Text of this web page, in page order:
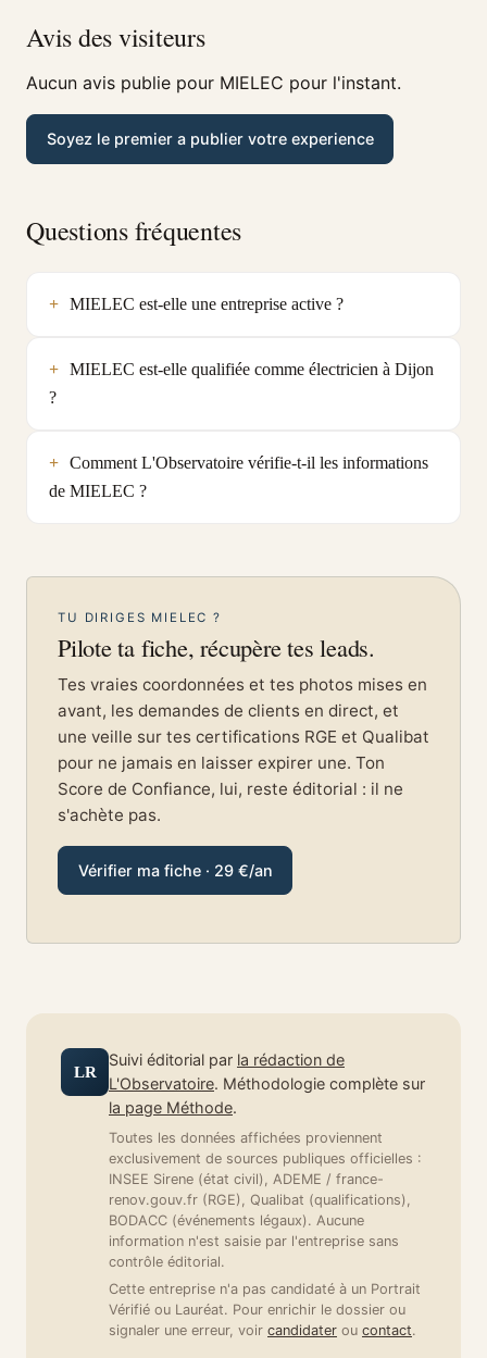
Avis des visiteurs
Aucun avis publie pour MIELEC pour l'instant.
Soyez le premier a publier votre experience
Questions fréquentes
MIELEC est-elle une entreprise active ?
MIELEC est-elle qualifiée comme électricien à Dijon
?
Comment L'Observatoire vérifie-t-il les informations
de MIELEC ?
TU DIRIGES MIELEC ?
Pilote ta fiche, récupère tes leads.
Tes vraies coordonnées et tes photos mises en
avant, les demandes de clients en direct, et
une veille sur tes certifications RGE et Qualibat
pour ne jamais en laisser expirer une. Ton
Score de Confiance, lui, reste éditorial : il ne
s'achète pas.
Vérifier ma fiche · 29 €/an
LR
Suivi éditorial par la rédaction de
L'Observatoire. Méthodologie complète sur
la page Méthode.
Toutes les données affichées proviennent
exclusivement de sources publiques officielles :
INSEE Sirene (état civil), ADEME / france-
renov.gouv.fr (RGE), Qualibat (qualifications),
BODACC (événements légaux). Aucune
information n'est saisie par l'entreprise sans
contrôle éditorial.
Cette entreprise n'a pas candidaté à un Portrait
Vérifié ou Lauréat. Pour enrichir le dossier ou
signaler une erreur, voir candidater ou contact.